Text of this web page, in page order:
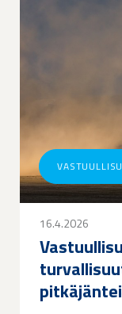
16.4.2026